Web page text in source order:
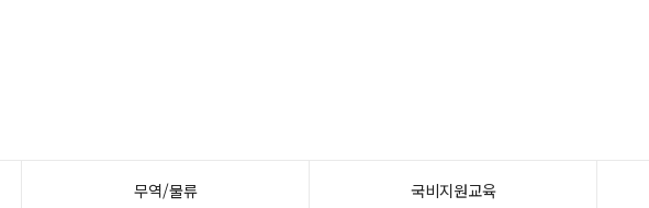
무역/물류 국비지원교육